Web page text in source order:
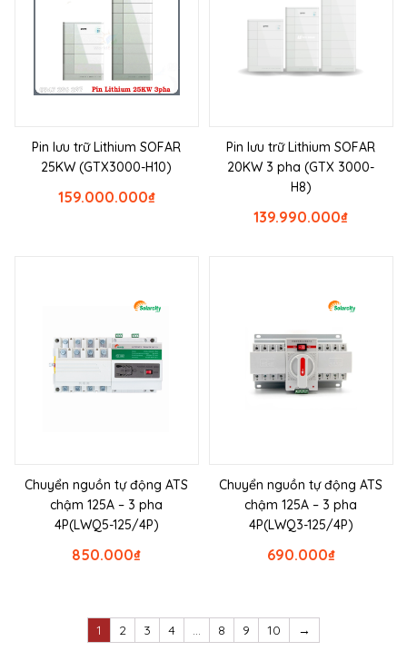
Pin lưu trữ Lithium SOFAR
25KW (GTX3000-H10)
₫
159.000.000
Pin lưu trữ Lithium SOFAR
20KW 3 pha (GTX 3000-
H8)
₫
139.990.000
Chuyển nguồn tự động ATS
chậm 125A – 3 pha
4P(LWQ5-125/4P)
₫
850.000
Chuyển nguồn tự động ATS
chậm 125A – 3 pha
4P(LWQ3-125/4P)
₫
690.000
1 2 3 4 … 8 9 10 →